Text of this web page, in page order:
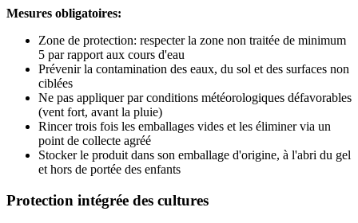
Mesures obligatoires:
Zone de protection: respecter la zone non traitée de minimum
5 par rapport aux cours d'eau
Prévenir la contamination des eaux, du sol et des surfaces non
ciblées
Ne pas appliquer par conditions météorologiques défavorables
(vent fort, avant la pluie)
Rincer trois fois les emballages vides et les éliminer via un
point de collecte agréé
Stocker le produit dans son emballage d'origine, à l'abri du gel
et hors de portée des enfants
Protection intégrée des cultures